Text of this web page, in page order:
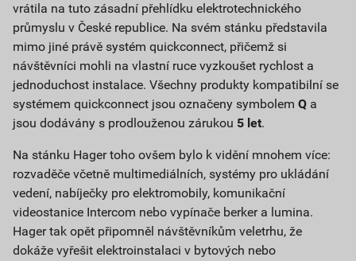
vrátila na tuto zásadní přehlídku elektrotechnického
průmyslu v České republice. Na svém stánku představila
mimo jiné právě systém quickconnect, přičemž si
návštěvníci mohli na vlastní ruce vyzkoušet rychlost a
jednoduchost instalace. Všechny produkty kompatibilní se
systémem quickconnect jsou označeny symbolem Q a
jsou dodávány s prodlouženou zárukou 5 let.
Na stánku Hager toho ovšem bylo k vidění mnohem více:
rozvaděče včetně multimediálních, systémy pro ukládání
vedení, nabíječky pro elektromobily, komunikační
videostanice Intercom nebo vypínače berker a lumina.
Hager tak opět připomněl návštěvníkům veletrhu, že
dokáže vyřešit elektroinstalaci v bytových nebo